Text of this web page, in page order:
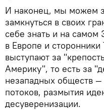
И наконец, мы можем
замкнуться в своих
себе знать и на
в Европе и
выступают за
Америку", то есть за
незападных обществ
потоков, размытия
десуверенизации.